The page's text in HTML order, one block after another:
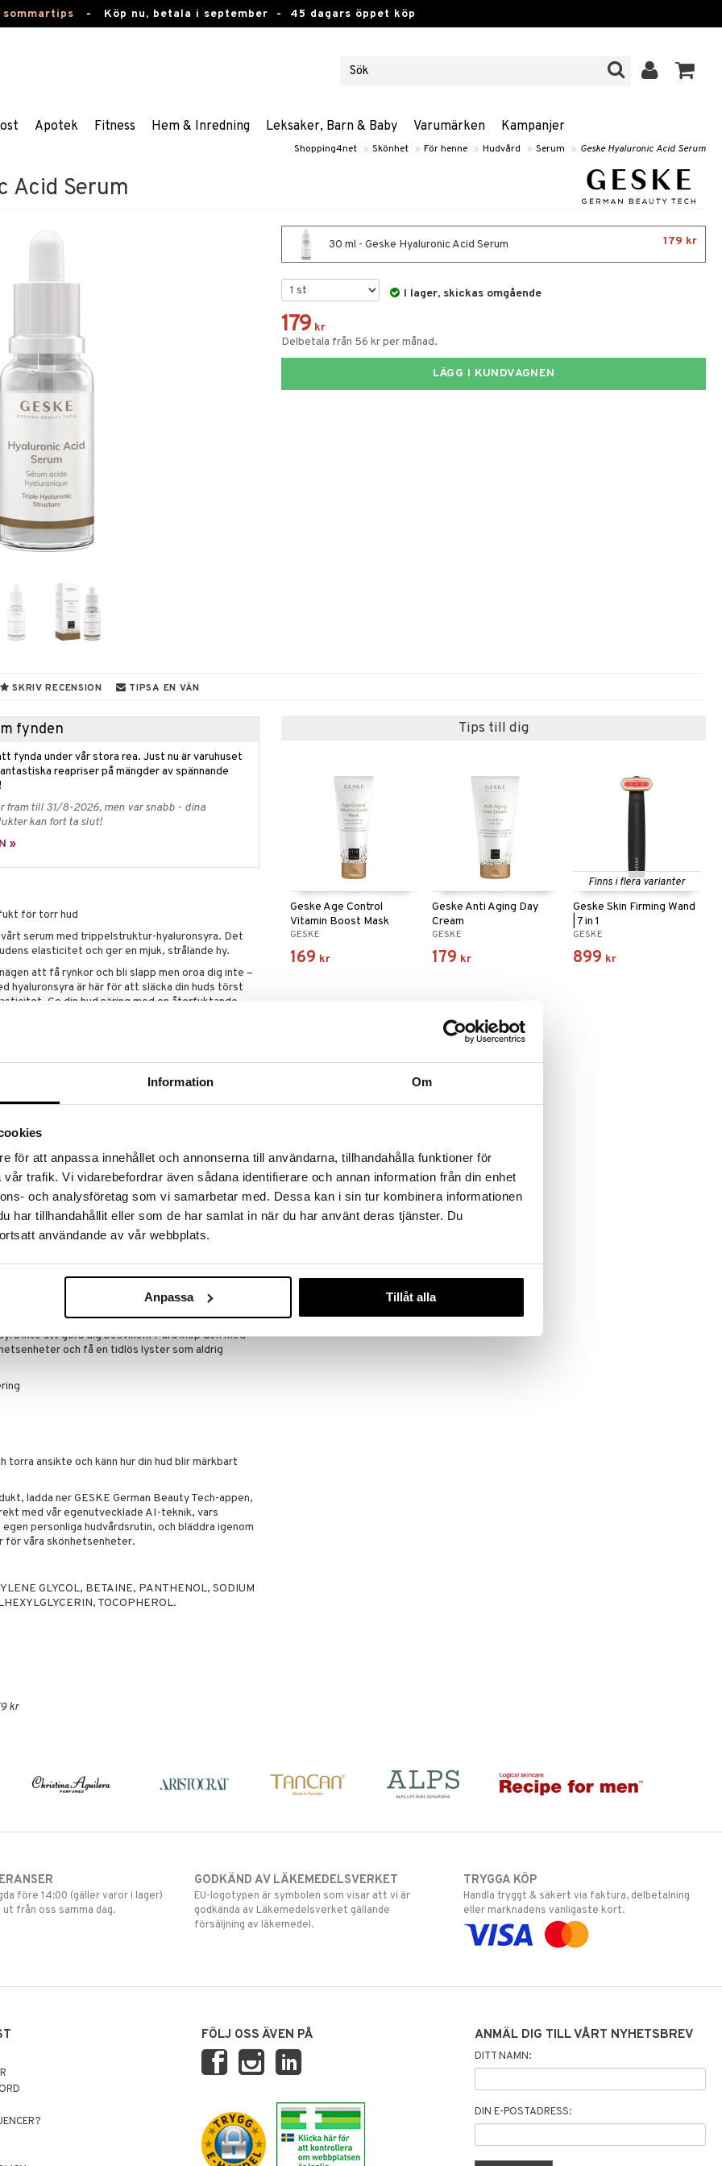
Information Om
för att anpassa innehållet och annonserna till användarna, tillhandahålla funktioner för
trafik. Vi vidarebefordrar även sådana identifierare och annan information från din enhet
och analysföretag som vi samarbetar med. Dessa kan i sin tur kombinera informationen
har tillhandahållit eller som de har samlat in när du har använt deras tjänster. Du
användande av vår webbplats.
Anpassa Tillåt alla
- Köp nu, betala i september - 45 dagars öppet köp
Apotek Fitness Hem & Inredning Leksaker, Barn & Baby Varumärken Kampanjer
Shopping4net » Skönhet » För henne » Hudvård » Serum » Geske Hyaluronic Acid Serum
Acid Serum
30 ml - Geske Hyaluronic Acid Serum 179 kr
I lager, skickas omgående
179 kr
Delbetala från 56 kr per månad.
LÄGG I KUNDVAGNEN
SKRIV RECENSION TIPSA EN VÄN
fynden
fynda under vår stora rea. Just nu är varuhuset
reapriser på mängder av spännande
fram till 31/8-2026, men var snabb - dina
kan fort ta slut!
»
för torr hud
serum med trippelstruktur-hyaluronsyra. Det
elasticitet och ger en mjuk, strålande hy.
att få rynkor och bli slapp men oroa dig inte –
hyaluronsyra är här för att släcka din huds törst
Ge din hud näring med en återfuktande
följeslagaren till GESKE:s anti-aging- och
används i kombination får din hud en vacker
har särskilt återfuktande egenskaper på torr hud
som är ett lågmolekylärt ämne som gör att det
att den behöver en extra dos vård och
producerar sin egen hyaluronsyra, minskar denna
serum är berikat med trippelstruktur-
absorbera och behålla fukt bättre, vilket gör att
ansikte och känn hur din hud blir märkbart
direkt med vår egenutvecklade AI-
skapa din egen personliga hudvårdsrutin, och
för våra skönhetsenheter.
av torrhet och ge din hud intensiv fukt,
inte att göra dig besviken. Para ihop den med
och få en tidlös lyster som aldrig
torra ansikte och känn hur din hud blir märkbart
ladda ner GESKE German Beauty Tech-appen,
med vår egenutvecklade AI-teknik, vars
personliga hudvårdsrutin, och bläddra igenom
våra skönhetsenheter.
GLYCOL, BETAINE, PANTHENOL, SODIUM
TOCOPHEROL.
kr
Tips till dig
Geske Age Control
Vitamin Boost Mask
GESKE
169 kr
Geske Anti Aging Day
Cream
GESKE
179 kr
Finns i flera varianter
Geske Skin Firming Wand
| 7 in 1
GESKE
899 kr
Mask
GESKE
179 kr
före 14:00 (gäller varor i lager)
från oss samma dag.
GODKÄND AV LÄKEMEDELSVERKET
EU-logotypen är symbolen som visar att vi är
godkända av Läkemedelsverket gällande
försäljning av läkemedel.
TRYGGA KÖP
Handla tryggt & säkert via faktura, delbetalning
eller marknadens vanligaste kort.
FÖLJ OSS ÄVEN PÅ ANMÄL DIG TILL VÅRT NYHETSBREV
DITT NAMN:
DIN E-POSTADRESS: